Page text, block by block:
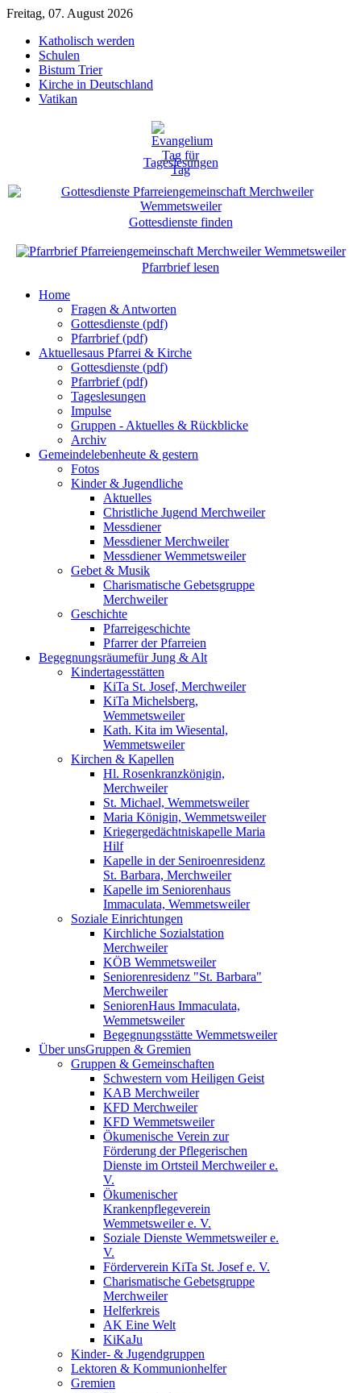
Freitag, 07. August 2026
Katholisch werden
Schulen
Bistum Trier
Kirche in Deutschland
Vatikan
Tageslesungen
Gottesdienste finden
Pfarrbrief lesen
Home
Fragen & Antworten
Gottesdienste (pdf)
Pfarrbrief (pdf)
Aktuellesaus Pfarrei & Kirche
Gottesdienste (pdf)
Pfarrbrief (pdf)
Tageslesungen
Impulse
Gruppen - Aktuelles & Rückblicke
Archiv
Gemeindelebenheute & gestern
Fotos
Kinder & Jugendliche
Aktuelles
Christliche Jugend Merchweiler
Messdiener
Messdiener Merchweiler
Messdiener Wemmetsweiler
Gebet & Musik
Charismatische Gebetsgruppe
Merchweiler
Geschichte
Pfarreigeschichte
Pfarrer der Pfarreien
Begegnungsräumefür Jung & Alt
Kindertagesstätten
KiTa St. Josef, Merchweiler
KiTa Michelsberg,
Wemmetsweiler
Kath. Kita im Wiesental,
Wemmetsweiler
Kirchen & Kapellen
Hl. Rosenkranzkönigin,
Merchweiler
St. Michael, Wemmetsweiler
Maria Königin, Wemmetsweiler
Kriegergedächtniskapelle Maria
Hilf
Kapelle in der Seniroenresidenz
St. Barbara, Merchweiler
Kapelle im Seniorenhaus
Immaculata, Wemmetsweiler
Soziale Einrichtungen
Kirchliche Sozialstation
Merchweiler
KÖB Wemmetsweiler
Seniorenresidenz "St. Barbara"
Merchweiler
SeniorenHaus Immaculata,
Wemmetsweiler
Begegnungsstätte Wemmetsweiler
Über unsGruppen & Gremien
Gruppen & Gemeinschaften
Schwestern vom Heiligen Geist
KAB Merchweiler
KFD Merchweiler
KFD Wemmetsweiler
Ökumenische Verein zur
Förderung der Pflegerischen
Dienste im Ortsteil Merchweiler e.
V.
Ökumenischer
Krankenpflegeverein
Wemmetsweiler e. V.
Soziale Dienste Wemmetsweiler e.
V.
Förderverein KiTa St. Josef e. V.
Charismatische Gebetsgruppe
Merchweiler
Helferkreis
AK Eine Welt
KiKaJu
Kinder- & Jugendgruppen
Lektoren & Kommunionhelfer
Gremien